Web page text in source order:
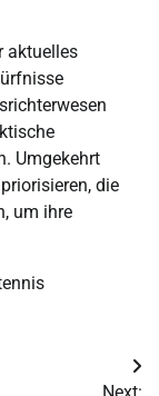
aktuelles
Umgekehrt
die
um ihre
Next: